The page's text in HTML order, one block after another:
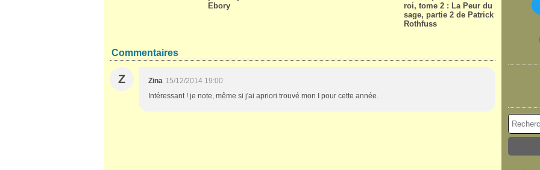
Ebory
roi, tome 2 : La Peur du
sage, partie 2 de Patrick
Rothfuss
Commentaires
Z Zina 15/12/2014 19:00
Intéressant ! je note, même si j'ai apriori trouvé mon I pour cette année.